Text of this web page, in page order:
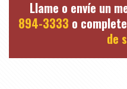
Llame o envíe un
894-3333 o
de